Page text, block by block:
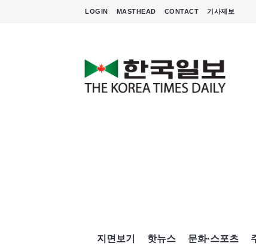
LOGIN MASTHEAD CONTACT 기사제보
지면보기 핫뉴스 문화·스포츠